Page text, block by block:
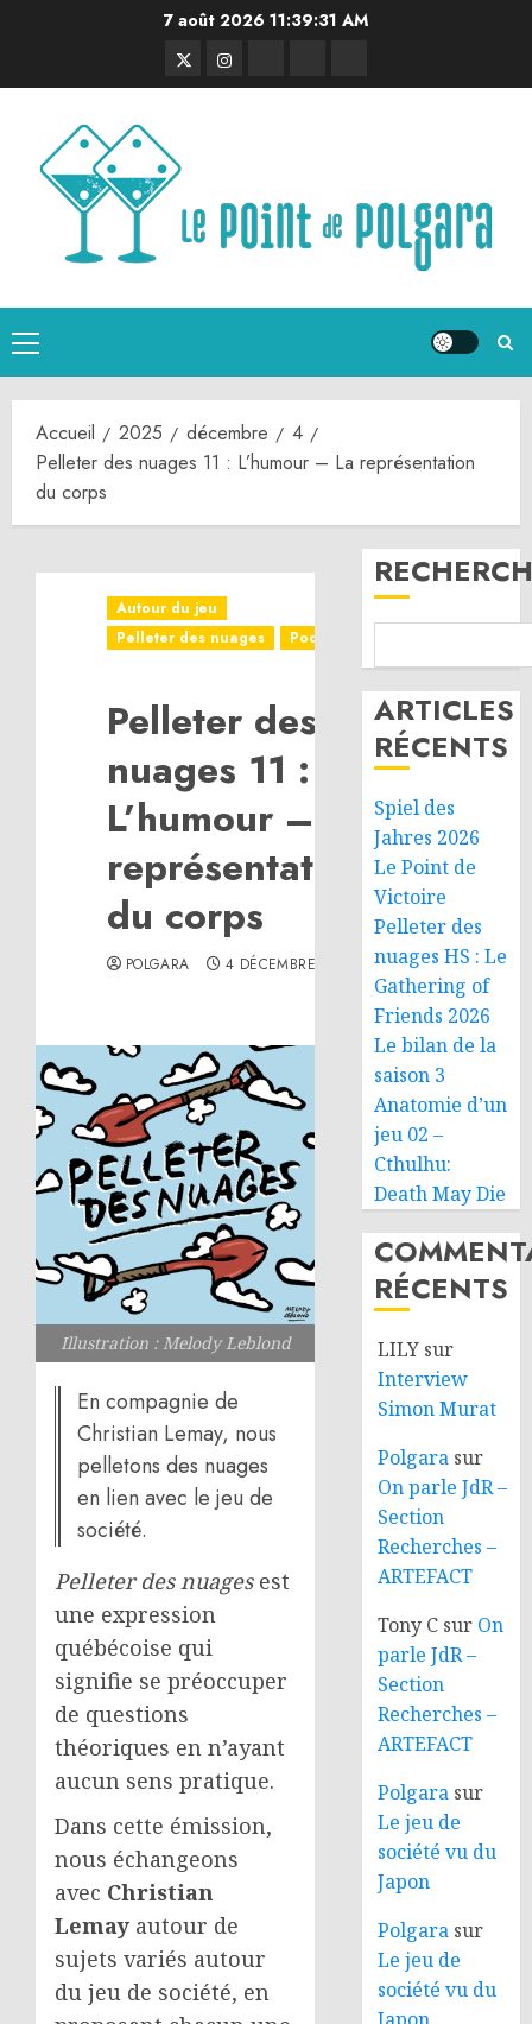
7 août 2026 11:39:32 AM
TwitterInstagram
Menu
principal
Accueil 2025 décembre
4
Pelleter des nuages 11 : L’humour – La représentation
du corps
Autour du jeu
Pelleter des nuages
Podcast
Pelleter des
nuages 11 :
L’humour – La
représentation
du corps
POLGARA 4 DÉCEMBRE 2025
Illustration : Melody Leblond
En compagnie de
Christian Lemay, nous
pelletons des nuages
en lien avec le jeu de
société.
Pelleter des nuagesest
une expression
québécoise qui
signifie se préoccuper
de questions
théoriques en n’ayant
aucun sens pratique.
Dans cette émission,
nous échangeons
avec Christian
Lemay autour de
sujets variés autour
du jeu de société, en
ARTICLES
RÉCENTS
Spiel des
Jahres 2026
Le Point de
Victoire
Pelleter des
nuages HS : Le
Gathering of
Friends 2026
Le bilan de la
saison 3
Anatomie d’un
jeu 02 –
Cthulhu:
Death May Die
RÉCENTS
LILY sur
Interview
Simon Murat
Polgara sur
On parle JdR –
Section
Recherches –
ARTEFACT
Tony C sur On
parle JdR –
Section
Recherches –
ARTEFACT
Polgara sur
Le jeu de
société vu du
Japon
Polgara sur
Le jeu de
société vu du